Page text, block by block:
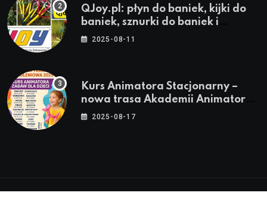
QJoy.pl: płyn do baniek, kijki do
baniek, sznurki do baniek i
zestawy do baniek
2025-08-11
Kurs Animatora Stacjonarny –
nowa trasa Akademii Animatora
– jesień 2025
2025-08-17